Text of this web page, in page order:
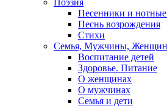
Поэзия
Песенники и
Песнь возрождения
Стихи
Семья, Мужчины,
Воспитание детей
Здоровье. Питание
О женщинах
О мужчинах
Семья и дети